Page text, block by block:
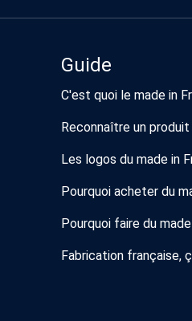
Guide
C'est quoi le made in
Reconnaître un
Les logos du made in
Pourquoi acheter du
Pourquoi faire du
Fabrication française,